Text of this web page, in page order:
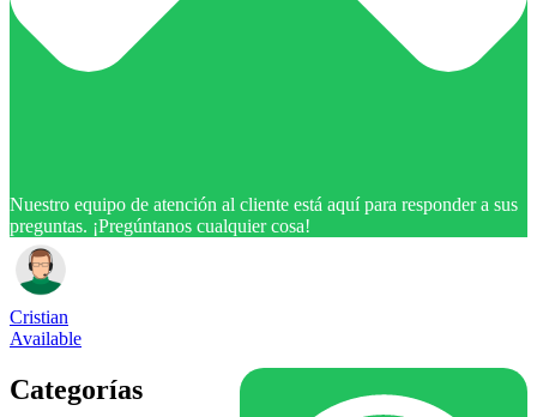
Nuestro equipo de atención al cliente está aquí para responder a sus
preguntas. ¡Pregúntanos cualquier cosa!
Cristian
Available
Categorías